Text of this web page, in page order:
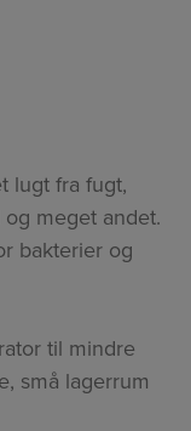
lugt fra fugt,
meget andet.
bakterier og
til mindre
små lagerrum